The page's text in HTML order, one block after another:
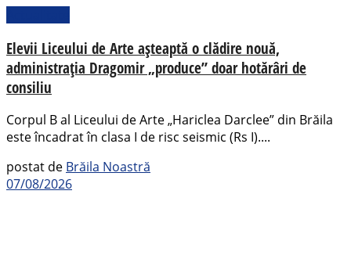
Elevii Liceului de Arte așteaptă o clădire nouă,
administrația Dragomir „produce” doar hotărâri de
consiliu
Corpul B al Liceului de Arte „Hariclea Darclee” din Brăila
este încadrat în clasa I de risc seismic (Rs I)....
postat de Brăila Noastră
07/08/2026